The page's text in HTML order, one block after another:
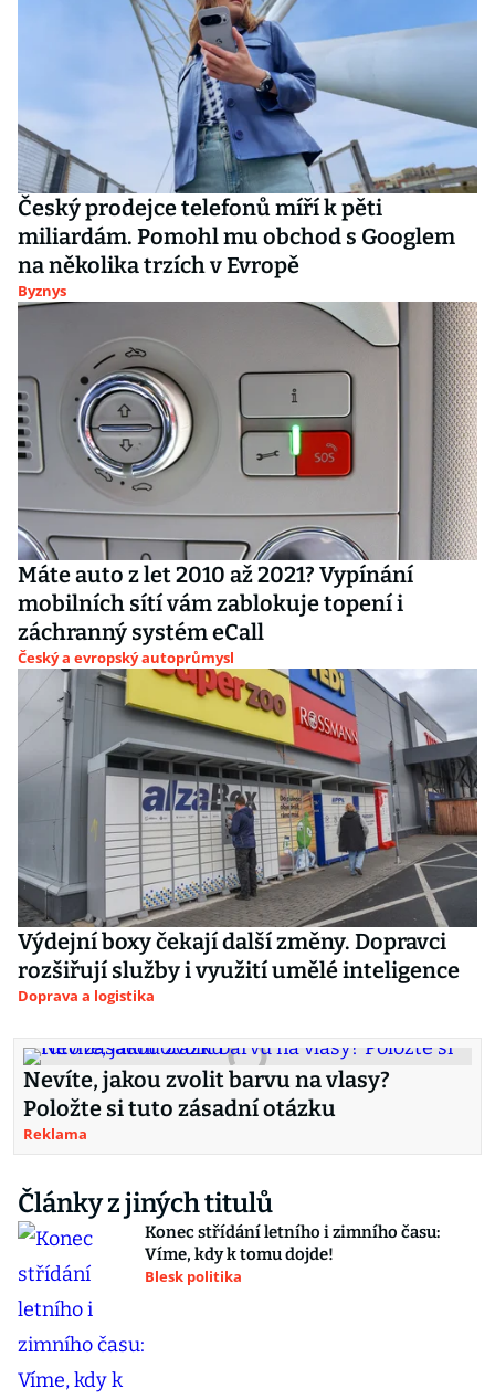
Český prodejce telefonů míří k pěti
miliardám. Pomohl mu obchod s Googlem
na několika trzích v Evropě
Byznys
Máte auto z let 2010 až 2021? Vypínání
mobilních sítí vám zablokuje topení i
záchranný systém eCall
Český a evropský autoprůmysl
Výdejní boxy čekají další změny. Dopravci
rozšiřují služby i využití umělé inteligence
Doprava a logistika
Nevíte, jakou zvolit barvu na vlasy?
Položte si tuto zásadní otázku
Reklama
Články z jiných titulů
Konec střídání letního i zimního času:
Víme, kdy k tomu dojde!
Blesk politika